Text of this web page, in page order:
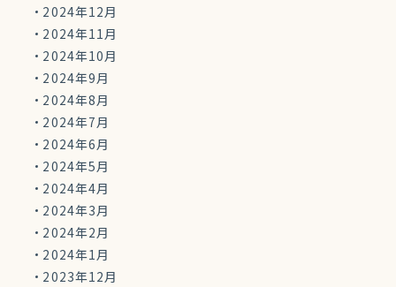
2024年12月
2024年11月
2024年10月
2024年9月
2024年8月
2024年7月
2024年6月
2024年5月
2024年4月
2024年3月
2024年2月
2024年1月
2023年12月